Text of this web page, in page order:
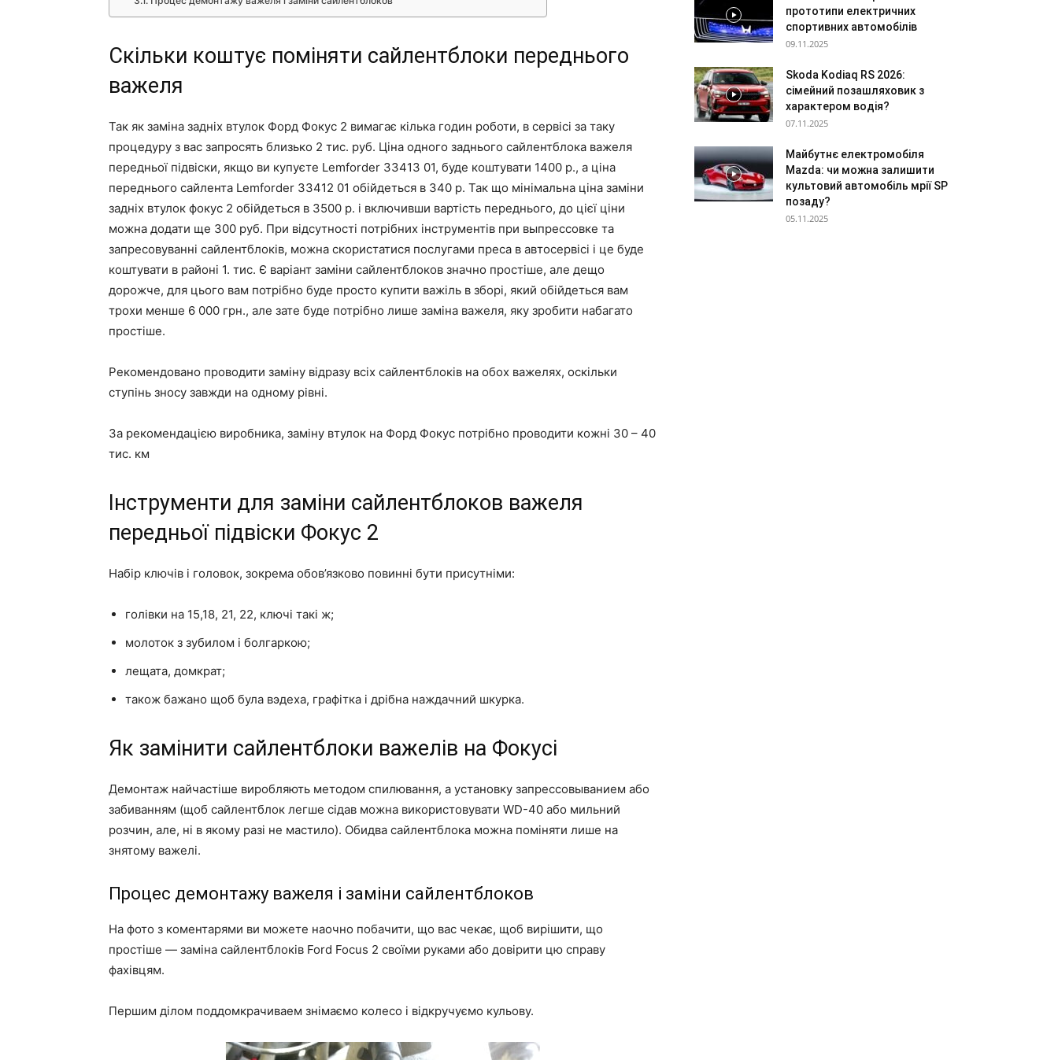
Скільки коштує поміняти сайлентблоки переднього
важеля
Так як заміна задніх втулок Форд Фокус 2 вимагає кілька годин роботи, в сервісі за таку
процедуру з вас запросять близько 2 тис. руб. Ціна одного заднього сайлентблока важеля
передньої підвіски, якщо ви купуєте Lemforder 33413 01, буде коштувати 1400 р., а ціна
переднього сайлента Lemforder 33412 01 обійдеться в 340 р. Так що мінімальна ціна заміни
задніх втулок фокус 2 обійдеться в 3500 р. і включивши вартість переднього, до цієї ціни
можна додати ще 300 руб. При відсутності потрібних інструментів при выпрессовке та
запресовуванні сайлентблоків, можна скористатися послугами преса в автосервісі і це буде
коштувати в районі 1. тис. Є варіант заміни сайлентблоков значно простіше, але дещо
дорожче, для цього вам потрібно буде просто купити важіль в зборі, який обійдеться вам
трохи менше 6 000 грн., але зате буде потрібно лише заміна важеля, яку зробити набагато
простіше.
Рекомендовано проводити заміну відразу всіх сайлентблоків на обох важелях, оскільки
ступінь зносу завжди на одному рівні.
За рекомендацією виробника, заміну втулок на Форд Фокус потрібно проводити кожні 30 – 40
тис. км
Інструменти для заміни сайлентблоков важеля
передньої підвіски Фокус 2
Набір ключів і головок, зокрема обов’язково повинні бути присутніми:
голівки на 15,18, 21, 22, ключі такі ж;
молоток з зубилом і болгаркою;
лещата, домкрат;
також бажано щоб була вэдеха, графітка і дрібна наждачний шкурка.
Як замінити сайлентблоки важелів на Фокусі
Демонтаж найчастіше виробляють методом спилювання, а установку запрессовыванием або
забиванням (щоб сайлентблок легше сідав можна використовувати WD-40 або мильний
розчин, але, ні в якому разі не мастило). Обидва сайлентблока можна поміняти лише на
знятому важелі.
Процес демонтажу важеля і заміни сайлентблоков
На фото з коментарями ви можете наочно побачити, що вас чекає, щоб вирішити, що
простіше — заміна сайлентблоків Ford Focus 2 своїми руками або довірити цю справу
фахівцям.
Першим ділом поддомкрачиваем знімаємо колесо і відкручуємо кульову.
прототипи електричних
спортивних автомобілів
09.11.2025
Skoda Kodiaq RS 2026:
сімейний позашляховик з
характером водія?
07.11.2025
Майбутнє електромобіля
Mazda: чи можна залишити
культовий автомобіль мрії SP
позаду?
05.11.2025